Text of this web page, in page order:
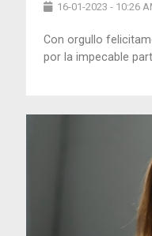
16-01-2023 - 10:26
Con orgullo
por la impecable